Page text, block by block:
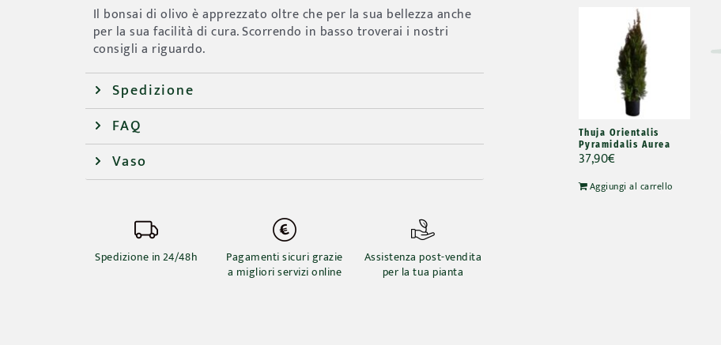
Il bonsai di olivo è apprezzato oltre che per la sua bellezza anche
per la sua facilità di cura. Scorrendo in basso troverai i nostri
consigli a riguardo.
Spedizione
FAQ
Vaso
Spedizione in 24/48h
Pagamenti sicuri grazie
a migliori servizi online
Assistenza post-vendita
per la tua pianta
Thuja Orientalis
Pyramidalis Aurea
37,90€
Aggiungi al carrello